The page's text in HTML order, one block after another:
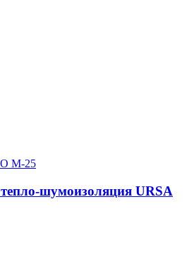
шумоизоляция URSA